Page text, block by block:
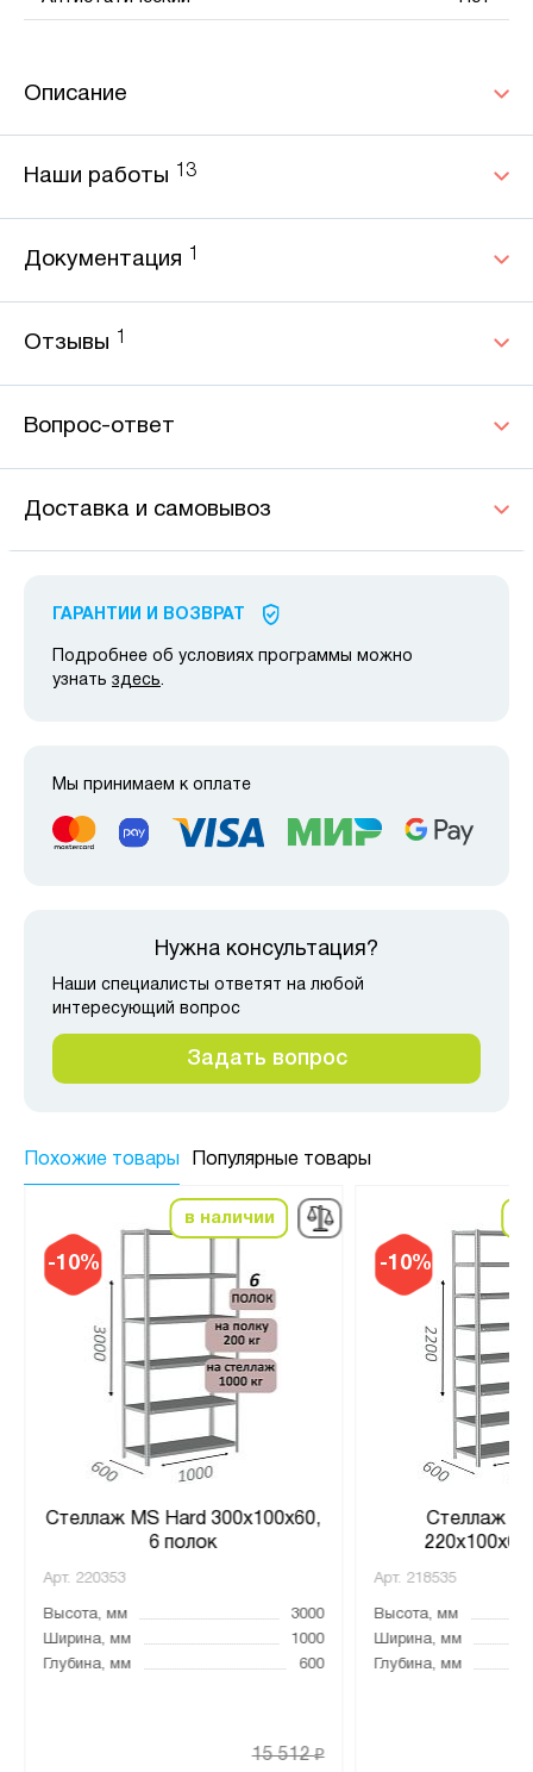
Описание
Наши работы 13
Документация 1
Отзывы 1
Вопрос-ответ
Доставка и самовывоз
ГАРАНТИИ И ВОЗВРАТ
Подробнее об условиях программы можно
узнать здесь.
Мы принимаем к оплате
Нужна консультация?
Наши специалисты ответят на любой
интересующий вопрос
Задать вопрос
Похожие товары Популярные товары
-10%
в наличии
Стеллаж MS Hard 300х100х60,
6 полок
Арт. 220353
Высота, мм
3000
Ширина, мм
1000
Глубина, мм
600
15 512₽
-10%
Стеллаж
Арт. 218535
Высота, мм
Ширина, мм
Глубина, мм